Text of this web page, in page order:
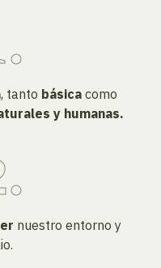
, tanto básica como
y humanas.
nuestro entorno y